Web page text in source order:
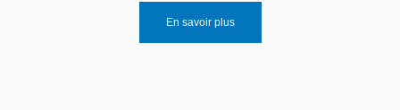
En savoir plus